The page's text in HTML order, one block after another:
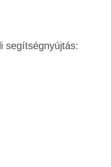
segítségnyújtás: